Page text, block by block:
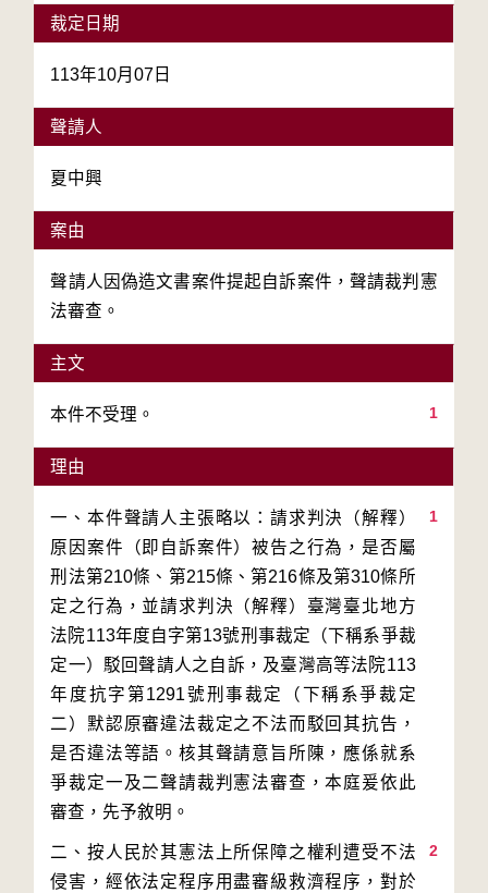
裁定日期
113年10月07日
聲請人
夏中興
案由
聲請人因偽造文書案件提起自訴案件，聲請裁判憲
法審查。
主文
1
本件不受理。
理由
1
一、本件聲請人主張略以：請求判決（解釋）
原因案件（即自訴案件）被告之行為，是否屬
刑法第210條、第215條、第216條及第310條所
定之行為，並請求判決（解釋）臺灣臺北地方
法院113年度自字第13號刑事裁定（下稱系爭裁
定一）駁回聲請人之自訴，及臺灣高等法院113
年度抗字第1291號刑事裁定（下稱系爭裁定
二）默認原審違法裁定之不法而駁回其抗告，
是否違法等語。核其聲請意旨所陳，應係就系
爭裁定一及二聲請裁判憲法審查，本庭爰依此
2
二、按人民於其憲法上所保障之權利遭受不法
侵害，經依法定程序用盡審級救濟程序，對於